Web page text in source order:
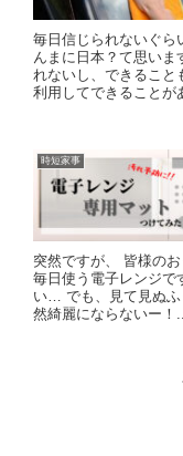
毎日信じられないぐら
んまに日本？て思いま
れないし、できること
利用してできることが
時短家事
突然ですが、 皆様の
毎日使う電子レンジで
い… でも、見て見ぬ
然綺麗にならないー！...